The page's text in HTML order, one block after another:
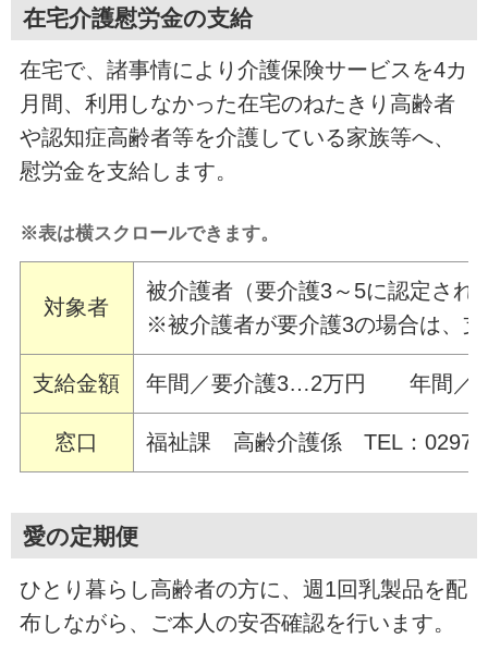
在宅介護慰労金の支給
在宅で、諸事情により介護保険サービスを4カ
月間、利用しなかった在宅のねたきり高齢者
や認知症高齢者等を介護している家族等へ、
慰労金を支給します。
※表は横スクロールできます。
対象者
被介護者（要介護3～5に認定され
※被介護者が要介護3の場合は、
支給金額 年間／要介護3…2万円 年間／
窓口 福祉課 高齢介護係 TEL：0297-
愛の定期便
ひとり暮らし高齢者の方に、週1回乳製品を配
布しながら、ご本人の安否確認を行います。